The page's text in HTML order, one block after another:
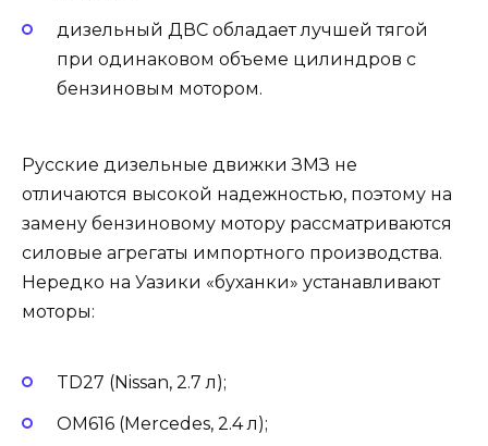
дизельный ДВС обладает лучшей тягой
при одинаковом объеме цилиндров с
бензиновым мотором.
Русские дизельные движки ЗМЗ не
отличаются высокой надежностью, поэтому на
замену бензиновому мотору рассматриваются
силовые агрегаты импортного производства.
Нередко на Уазики «буханки» устанавливают
моторы:
TD27 (Nissan, 2.7 л);
OM616 (Mercedes, 2.4 л);